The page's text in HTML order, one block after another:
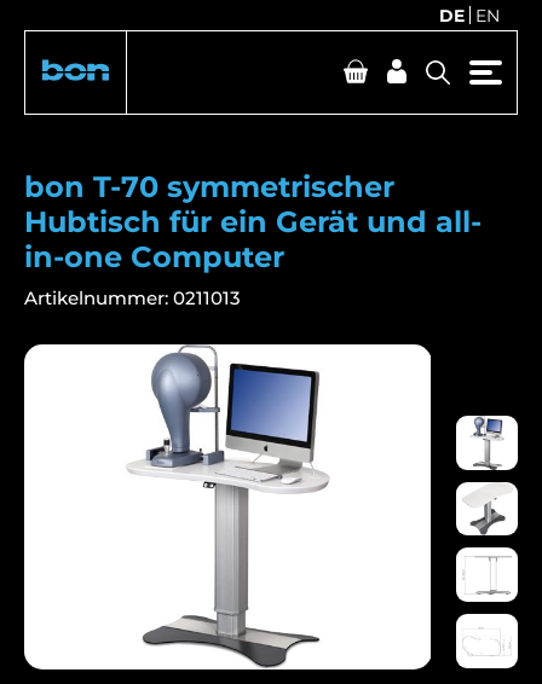
DE EN
bon T-70 symmetrischer
Hubtisch für ein Gerät und all-
in-one Computer
Artikelnummer: 0211013